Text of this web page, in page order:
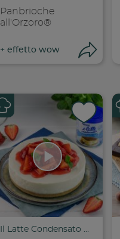
Panbrioche
all'Orzoro®
+ effetto wow
Il Latte Condensato Nestlé